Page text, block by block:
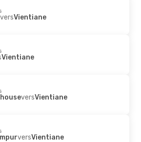
versVientiane
Vientiane
versVientiane
versVientiane